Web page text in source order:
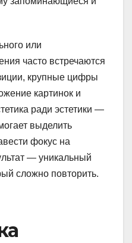
или
часто встречаются
крупные цифры
картинок и
ради эстетики —
выделить
фокус на
— уникальный
сложно повторить.